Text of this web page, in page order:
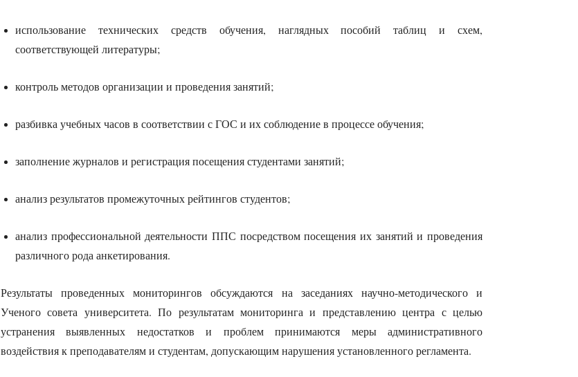
использование технических средств обучения, наглядных пособий таблиц и схем,
соответствующей литературы;
контроль методов организации и проведения занятий;
разбивка учебных часов в соответствии с ГОС и их соблюдение в процессе обучения;
заполнение журналов и регистрация посещения студентами занятий;
анализ результатов промежуточных рейтингов студентов;
анализ профессиональной деятельности ППС посредством посещения их занятий и проведения
различного рода анкетирования.
Результаты проведенных мониторингов обсуждаются на заседаниях научно-методического и
Ученого совета университета. По результатам мониторинга и представлению центра с целью
устранения выявленных недостатков и проблем принимаются меры административного
воздействия к преподавателям и студентам, допускающим нарушения установленного регламента.